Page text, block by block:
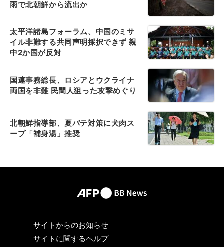
雨で北朝鮮から流出か
太平洋諸島フォーラム、中国のミサ
イル非難する共同声明採択できず 親
中2か国が反対
国連事務総長、ロシアとウクライナ
両国を非難 民間人狙った攻撃めぐり
北朝鮮指導部、夏バテ対策に犬肉ス
ープ「補身湯」推奨
サイトからのお知らせ
サイトに関するヘルプ